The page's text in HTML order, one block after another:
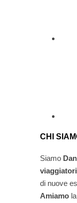
CHI
Siamo
di nuove
Amiamo